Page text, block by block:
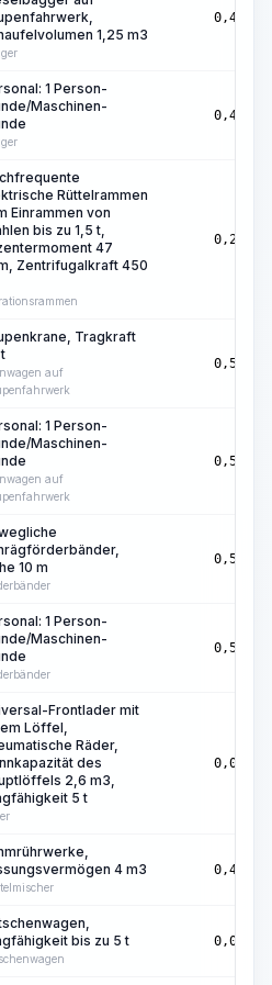
1,25 m3
0,45
1 Person-
Maschinen-
0,45
Rüttelrammen
Einrammen von
bis zu 1,5 t,
47
Zentrifugalkraft 450
0,23
Tragkraft
auf
0,57
1 Person-
Maschinen-
auf
0,57
10 m
0,55
1 Person-
Maschinen-
0,55
Frontlader mit
Löffel,
Räder,
des
2,6 m3,
5 t
0,04
4 m3
0,48
bis zu 5 t
0,03